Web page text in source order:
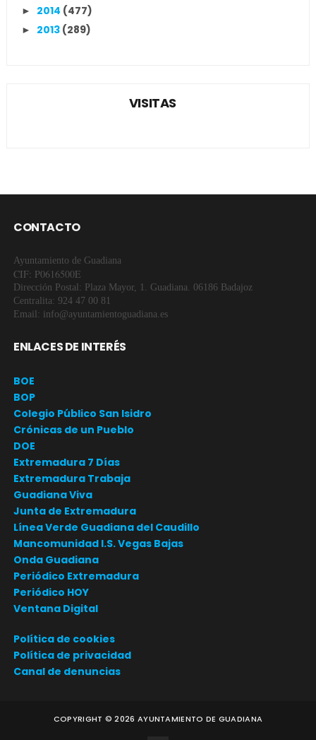
► 2014 (477)
► 2013 (289)
VISITAS
CONTACTO
Ayuntamiento de Guadiana
CIF: P0616500E
Dirección Postal: Plaza Mayor, 1. Guadiana. 06186 Badajoz
Centralita: 924 47 00 81
Email: info@ayuntamientoguadiana.es
ENLACES DE INTERÉS
BOE
BOP
Colegio Público San Isidro
Crónicas de un Pueblo
DOE
Extremadura 7 Días
Extremadura Trabaja
Guadiana Viva
Junta de Extremadura
Línea Verde Guadiana del Caudillo
Mancomunidad I.S. Vegas Bajas
Onda Guadiana
Periódico Extremadura
Periódico HOY
Ventana Digital
Política de cookies
Política de privacidad
Canal de denuncias
COPYRIGHT ©2026 AYUNTAMIENTO DE GUADIANA